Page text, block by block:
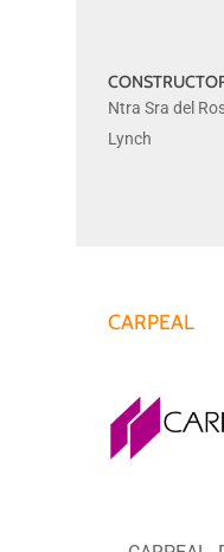
KARPOS
Ntra Sra del
Lynch
CARPEAL